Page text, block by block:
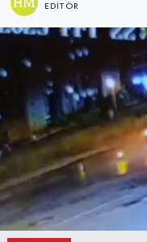
EDITÖR